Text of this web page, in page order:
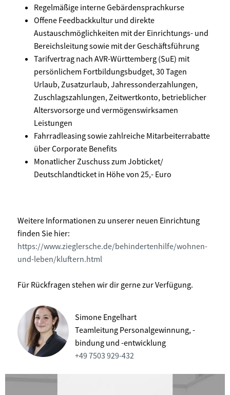
Regelmäßige interne Gebärdensprachkurse
Offene Feedbackkultur und direkte
Austauschmöglichkeiten mit der Einrichtungs- und
Bereichsleitung sowie mit der Geschäftsführung
Tarifvertrag nach AVR-Württemberg (SuE) mit
persönlichem Fortbildungsbudget, 30 Tagen
Urlaub, Zusatzurlaub, Jahressonderzahlungen,
Zuschlagszahlungen, Zeitwertkonto, betrieblicher
Altersvorsorge und vermögenswirksamen
Leistungen
Fahrradleasing sowie zahlreiche Mitarbeiterrabatte
über Corporate Benefits
Monatlicher Zuschuss zum Jobticket/
Deutschlandticket in Höhe von 25,- Euro
Weitere Informationen zu unserer neuen Einrichtung
finden Sie hier:
https://www.zieglersche.de/behindertenhilfe/wohnen-
und-leben/kluftern.html
Für Rückfragen stehen wir dir gerne zur Verfügung.
Simone Engelhart
Teamleitung Personalgewinnung, -
bindung und -entwicklung
+49 7503 929-432